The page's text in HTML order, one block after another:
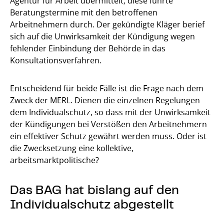
Beratungstermine mit den betroffenen
Arbeitnehmern durch. Der gekündigte Kläger berief
sich auf die Unwirksamkeit der Kündigung wegen
fehlender Einbindung der Behörde in das
Konsultationsverfahren.
Entscheidend für beide Fälle ist die Frage nach dem
Zweck der MERL. Dienen die einzelnen Regelungen
dem Individualschutz, so dass mit der Unwirksamkeit
der Kündigungen bei Verstößen den Arbeitnehmern
ein effektiver Schutz gewährt werden muss. Oder ist
die Zwecksetzung eine kollektive,
arbeitsmarktpolitische?
Das BAG hat bislang auf den
Individualschutz abgestellt